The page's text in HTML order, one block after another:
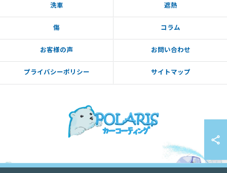
洗車 遮熱
傷 コラム
お客様の声 お問い合わせ
プライバシーポリシー サイトマップ